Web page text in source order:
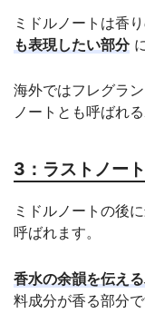
ミドルノートは香
も表現したい部分
海外ではフレグラ
ノートとも呼ばれ
3：ラストノート
ミドルノートの後
呼ばれます。
香水の余韻を伝え
料成分が香る部分で